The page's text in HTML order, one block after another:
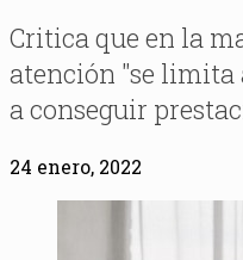
Critica que en la
atención "se limita
a conseguir
24 enero, 2022